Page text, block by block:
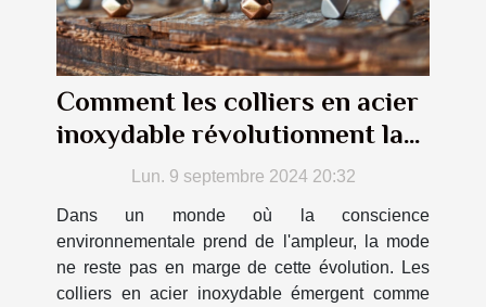
Comment les colliers en acier
inoxydable révolutionnent la
mode durable
Lun. 9 septembre 2024 20:32
Dans un monde où la conscience
environnementale prend de l'ampleur, la mode
ne reste pas en marge de cette évolution. Les
colliers en acier inoxydable émergent comme